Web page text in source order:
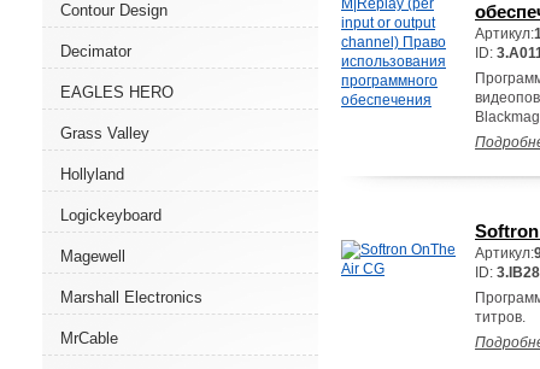
Contour Design
Decimator
EAGLES HERO
Grass Valley
Hollyland
Logickeyboard
Magewell
Marshall Electronics
MrCable
Артикул:
ID:
Артикул:
ID: 3.IB28
титров.